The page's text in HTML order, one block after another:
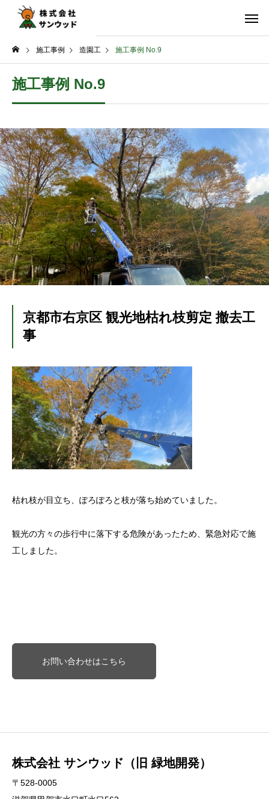
施工事例 造園工 施工事例 No.9
施工事例 No.9
京都市右京区 観光地枯れ枝剪定 撤去工
事
枯れ枝が目立ち、ぽろぽろと枝が落ち始めていました。
観光の方々の歩行中に落下する危険があったため、緊急対応で施
工しました。
お問い合わせはこちら
株式会社 サンウッド（旧 緑地開発）
〒528-0005